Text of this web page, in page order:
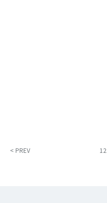
042-
ウェ
< PREV 1 2